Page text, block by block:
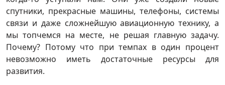
спутники, прекрасные машины, телефоны, системы
связи и даже сложнейшую авиационную технику, а
мы топчемся на месте, не решая главную задачу.
Почему? Потому что при темпах в один процент
невозможно иметь достаточные ресурсы для
развития.